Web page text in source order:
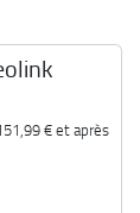
€et après